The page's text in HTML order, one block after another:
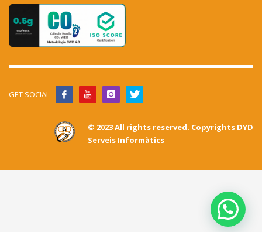
GET SOCIAL
© 2023 All rights reserved. Copyrights DYD
Serveis Informàtics